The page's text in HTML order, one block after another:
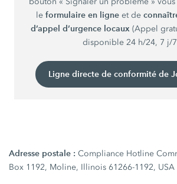
le formulaire en ligne et de
d’appel d’urgence locaux (Appel
disponible 24 h/24, 7 j/
Ligne directe de conformité de
Adresse postale :Compliance Hotline
Box 1192, Moline, Illinois 61266-1192, USA